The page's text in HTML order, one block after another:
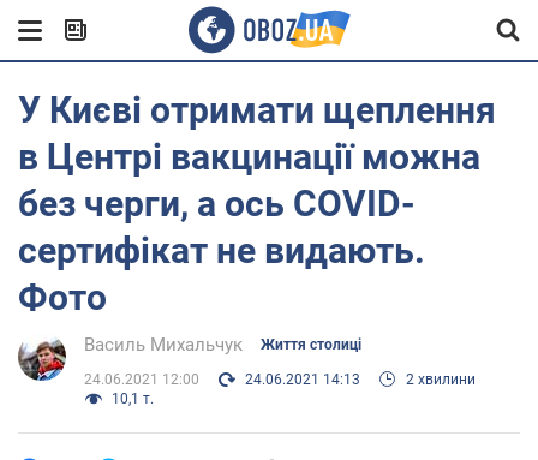
У Києві отримати щеплення
в Центрі вакцинації можна
без черги, а ось СOVID-
сертифікат не видають.
Фото
Василь Михальчук Життя столиці
24.06.2021 12:00 24.06.2021 14:13
2 хвилини
10,1 т.